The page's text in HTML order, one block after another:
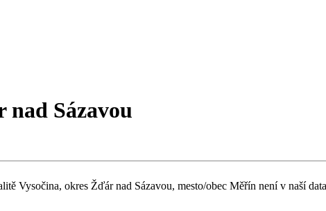
Sázavou
Vysočina, okres Žďár nad Sázavou, mesto/obec Měřín není v naší